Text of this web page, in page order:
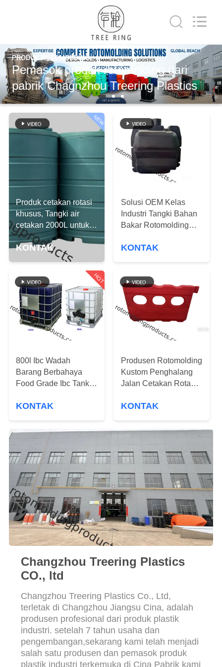
RUMAH
PRODUK
VIDEO
TENTANG
KAMI
PABRIK
KONTROL
KUALITAS
HUBUNGI
KAMI
PERMINTAAN
SITEMAP
POLICY
PRODUK ROTOMOLDING
Pemasok produk rotomolding dari
pabrik Chagnzhou Treering Plastics
NEW
Produk cetakan rotasi
khusus, Tangki air
cetakan 2000L untuk
membawa dan
mengumpulkan air
KONTAK
Solusi OEM Kelas
Industri Tangki Bahan
Bakar Rotomolding
Pertanian
KONTAK
HOT
800l Ibc Wadah
Barang Berbahaya
Food Grade Ibc Tank
Dan Transportasi
KONTAK
Produsen Rotomolding
Kustom Penghalang
Jalan Cetakan Rotasi
Konstruksi Jalan
KONTAK
Changzhou Treering Plastics
CO., ltd
Changzhou Treering Plastics Co., Ltd,
terletak di Changzhou Jiangsu Cina, adalah
produsen profesional dari produk plastik
industri. setelah 7 tahun usaha dan
pengembangan,sekarang kami telah menjadi
salah satu produsen dan pemasok produk
plastik industri terkemuka di Cina Pabrik kami